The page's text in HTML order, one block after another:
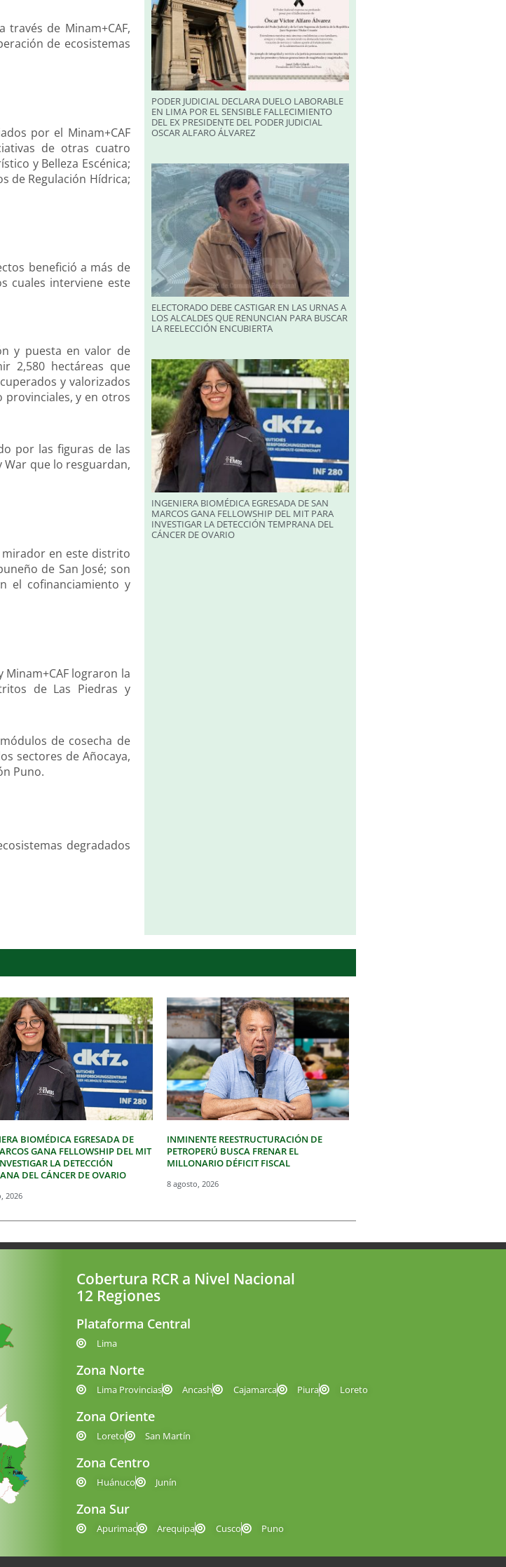
de Minam+CAF,
de ecosistemas
por el Minam+CAF
de otras cuatro
y Belleza Escénica;
de Regulación Hídrica;
benefició a más de
cuales interviene este
y puesta en valor de
2,580 hectáreas que
y valorizados
provinciales, y en otros
por las figuras de las
War que lo resguardan,
mirador en este distrito
de San José; son
el cofinanciamiento y
Minam+CAF lograron la
de Las Piedras y
de cosecha de
sectores de Añocaya,
Puno.
degradados
PODER JUDICIAL DECLARA DUELO LABORABLE
EN LIMA POR EL SENSIBLE FALLECIMIENTO
DEL EX PRESIDENTE DEL PODER JUDICIAL
OSCAR ALFARO ÁLVAREZ
ELECTORADO DEBE CASTIGAR EN LAS URNAS A
LOS ALCALDES QUE RENUNCIAN PARA BUSCAR
LA REELECCIÓN ENCUBIERTA
INGENIERA BIOMÉDICA EGRESADA DE SAN
MARCOS GANA FELLOWSHIP DEL MIT PARA
INVESTIGAR LA DETECCIÓN TEMPRANA DEL
CÁNCER DE OVARIO
BIOMÉDICA EGRESADA DE
GANA FELLOWSHIP DEL MIT
LA DETECCIÓN
DEL CÁNCER DE OVARIO
2026
INMINENTE REESTRUCTURACIÓN DE
PETROPERÚ BUSCA FRENAR EL
MILLONARIO DÉFICIT FISCAL
8 agosto, 2026
Cobertura RCR a Nivel Nacional
12 Regiones
Plataforma Central
Lima
Zona Norte
Lima Provincias Ancash Cajamarca Piura Loreto
Zona Oriente
Loreto San Martín
Zona Centro
Huánuco Junín
Zona Sur
Apurimac Arequipa Cusco Puno